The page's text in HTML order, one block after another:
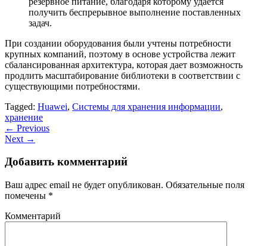
получить беспрерывное выполнение поставленных
задач.
При создании оборудования были учтены потребности
крупных компаний, поэтому в основе устройства лежит
сбалансированная архитектура, которая дает возможность
продлить масштабирование библиотеки в соответствии с
существующими потребностями.
Tagged: Huawei, Системы для хранения информации,
хранение
← Previous
Next →
Добавить комментарий
Ваш адрес email не будет опубликован. Обязательные поля
помечены *
Комментарий